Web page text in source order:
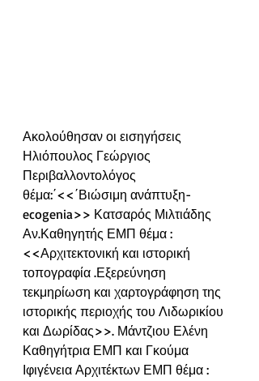
Ακολούθησαν οι εισηγήσεις
Ηλιόπουλος Γεώργιος
Περιβαλλοντολόγος
θέμα:΄<<΄Βιώσιμη ανάπτυξη-
ecogenia>> Κατσαρός Μιλτιάδης
Αν.Καθηγητής ΕΜΠ θέμα :
<<Αρχιτεκτονική και ιστορική
τοπογραφία .Εξερεύνηση
τεκμηρίωση και χαρτογράφηση της
ιστορικής περιοχής του Λιδωρικίου
και Δωρίδας>>. Μάντζιου Ελένη
Καθηγήτρια ΕΜΠ και Γκούμα
Ιφιγένεια Αρχιτέκτων ΕΜΠ θέμα :